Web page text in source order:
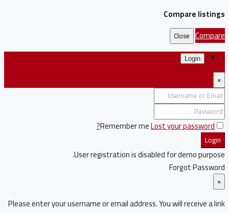
Compare listings
Compare
Close
Login
×
Remember meLost your password?
Login
User registration is disabled for demo purpose.
Forgot Password
×
Please enter your username or email address. You will receive a link